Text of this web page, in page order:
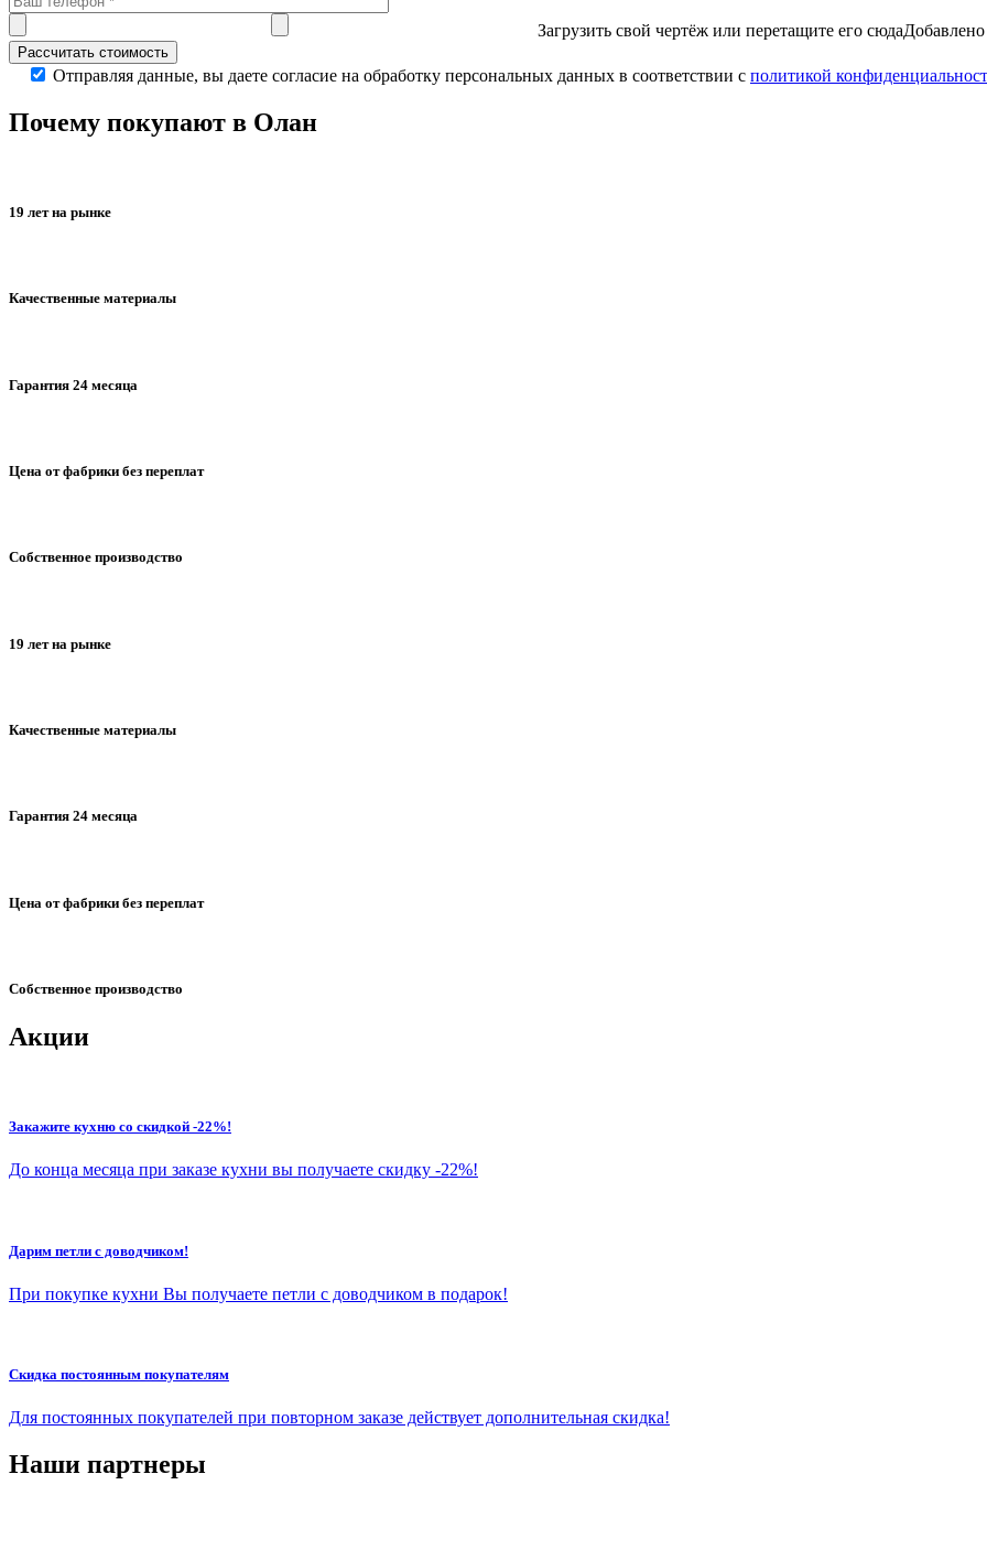
Загрузить свой чертёж или перетащите его сюдаДобавлено
Отправляя данные, вы даете согласие на обработку персональных данных в соответствии с политикой
Почему покупают в Олан
19 лет на рынке
Качественные материалы
Гарантия 24 месяца
Цена от фабрики без переплат
Собственное производство
19 лет на рынке
Качественные материалы
Гарантия 24 месяца
Цена от фабрики без переплат
Собственное производство
Акции
Закажите кухню со скидкой -22%!
До конца месяца при заказе кухни вы получаете скидку -22%!
Дарим петли с доводчиком!
При покупке кухни Вы получаете петли с доводчиком в подарок!
Скидка постоянным покупателям
Для постоянных покупателей при повторном заказе действует дополнительная скидка!
Наши партнеры